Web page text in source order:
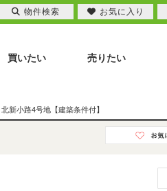
買いたい 売りたい
北新小路4号地【建築条件付】
物件検索 お気に入り